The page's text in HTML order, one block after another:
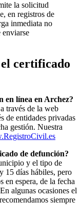
la solicitud
en registros de
inmediata no
enviarse
certificado
en línea en Archez?
través de la web
de entidades privadas
gestión. Nuestra
de defunción?
y el tipo de
15 días hábiles, pero
en espera, de la fecha
algunas ocasiones el
siempre